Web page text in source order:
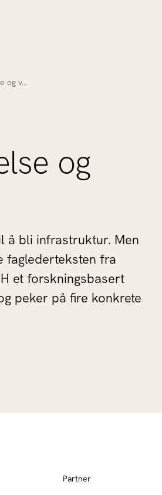
og v…
og
å bli infrastruktur. Men
faglederteksten fra
et forskningsbasert
peker på fire konkrete
Partner